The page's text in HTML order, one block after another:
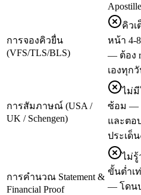
Apostille
การจองคิวยื่น
(VFS/TLS/BLS)
คิวเ
หน้า 4-
— ต้อง
เองทุก
การสัมภาษณ์ (USA /
UK / Schengen)
ไม่มี
ซ้อม —
และตอ
ประเด็น
การคำนวณ Statement &
Financial Proof
ไม่รู้
ขั้นต่ำเ
— โดน